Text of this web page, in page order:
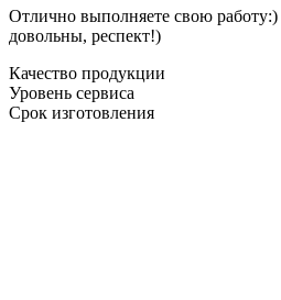
Отлично выполняете свою работу:)
довольны, респект!)
Качество продукции
Уровень сервиса
Срок изготовления